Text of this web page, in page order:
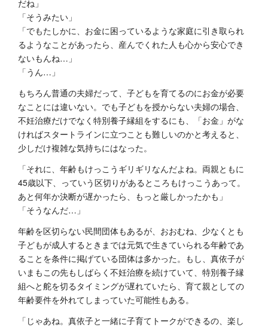
だね」
「そうみたい」
「でもたしかに、お金に困っているような家庭に引き取られ
るようなことがあったら、産んでくれた人も心から安心でき
ないもんね…」
「うん…」
もちろん普通の夫婦だって、子どもを育てるのにお金が必要
なことには違いない。でも子どもを授からない夫婦の場合、
不妊治療だけでなく特別養子縁組をするにも、「お金」がな
ければスタートラインに立つことも難しいのかと考えると、
少しだけ複雑な気持ちにはなった。
「それに、年齢もけっこうギリギリなんだよね。両親ともに
45歳以下、っていう区切りがあるところもけっこうあって。
あと何年か決断が遅かったら、もっと厳しかったかも」
「そうなんだ…」
年齢を区切らない民間団体もあるが、おおむね、少なくとも
子どもが成人するときまでは元気で生きていられる年齢であ
ることを条件に掲げている団体は多かった。もし、真依子が
いまもこの先もしばらく不妊治療を続けていて、特別養子縁
組へと舵を切るタイミングが遅れていたら、育て親としての
年齢要件を外れてしまっていた可能性もある。
「じゃあね。真依子と一緒に子育てトークができるの、楽し